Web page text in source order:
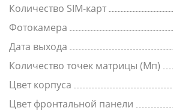
Количество SIM-карт
Фотокамера
Дата выхода
Количество точек матрицы (Мп)
Цвет корпуса
Цвет фронтальной панели